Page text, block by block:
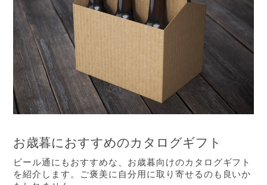
お歳暮におすすめのカタログギフト
ビール通にもおすすめな、お歳暮向けのカタログギフト
を紹介します。ご褒美に自分用に取り寄せるのも良いか